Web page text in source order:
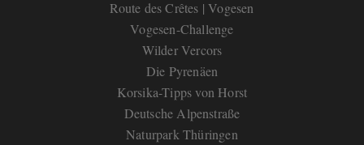
Route des Crêtes | Vogesen
Vogesen-Challenge
Wilder Vercors
Die Pyrenäen
Korsika-Tipps von Horst
Deutsche Alpenstraße
Naturpark Thüringen